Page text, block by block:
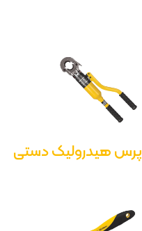
پرس هیدرولیک دستی